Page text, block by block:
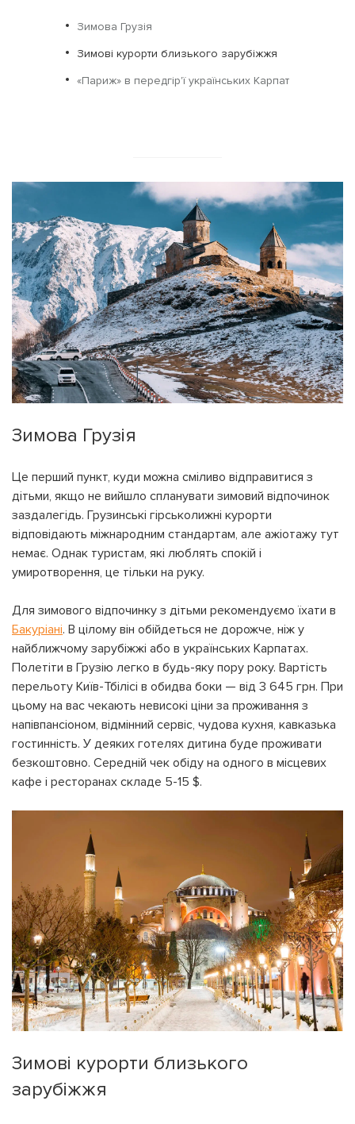
Зимова Грузія
Зимові курорти близького зарубіжжя
«Париж» в передгір'ї українських Карпат
Зимова Грузія
Це перший пункт, куди можна сміливо відправитися з
дітьми, якщо не вийшло спланувати зимовий відпочинок
заздалегідь. Грузинські гірськолижні курорти
відповідають міжнародним стандартам, але ажіотажу тут
немає. Однак туристам, які люблять спокій і
умиротворення, це тільки на руку.
Для зимового відпочинку з дітьми рекомендуємо їхати в
Бакуріані. В цілому він обійдеться не дорожче, ніж у
найближчому зарубіжжі або в українських Карпатах.
Полетіти в Грузію легко в будь-яку пору року. Вартість
перельоту Київ-Тбілісі в обидва боки — від 3 645 грн. При
цьому на вас чекають невисокі ціни за проживання з
напівпансіоном, відмінний сервіс, чудова кухня, кавказька
гостинність. У деяких готелях дитина буде проживати
безкоштовно. Середній чек обіду на одного в місцевих
кафе і ресторанах складе 5-15 $.
Зимові курорти близького
зарубіжжя